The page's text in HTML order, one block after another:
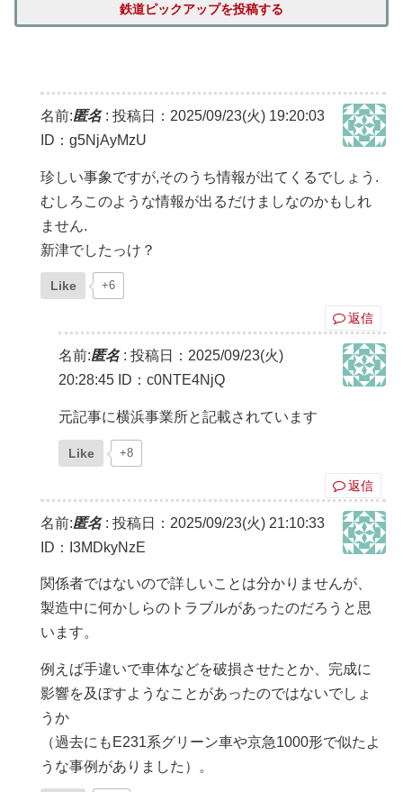
鉄道ピックアップを投稿する
名前:匿名: 投稿日：2025/09/23(火) 19:20:03
ID：g5NjAyMzU
珍しい事象ですが,そのうち情報が出てくるでしょう.
むしろこのような情報が出るだけましなのかもしれ
ません.
新津でしたっけ？
Like +6
返信
名前:匿名: 投稿日：2025/09/23(火)
20:28:45 ID：c0NTE4NjQ
元記事に横浜事業所と記載されています
Like +8
返信
名前:匿名: 投稿日：2025/09/23(火) 21:10:33
ID：I3MDkyNzE
関係者ではないので詳しいことは分かりませんが、
製造中に何かしらのトラブルがあったのだろうと思
います。
例えば手違いで車体などを破損させたとか、完成に
影響を及ぼすようなことがあったのではないでしょ
うか
（過去にもE231系グリーン車や京急1000形で似たよ
うな事例がありました）。